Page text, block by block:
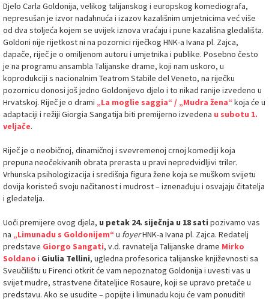
Djelo Carla Goldonija, velikog talijanskog i europskog komediografa,
nepresušan je izvor nadahnuća i izazov kazališnim umjetnicima već više
od dva stoljeća kojem se uvijek iznova vraćaju i pune kazališna gledališta.
Goldoni nije rijetkost ni na pozornici riječkog HNK-a Ivana pl. Zajca,
dapače, riječ je o omiljenom autoru i umjetnika i publike. Posebno često
je na programu ansambla Talijanske drame, koji nam uskoro, u
koprodukciji s nacionalnim Teatrom Stabile del Veneto, na riječku
pozornicu donosi još jedno Goldonijevo djelo i to nikad ranije izvedeno u
Hrvatskoj. Riječ je o drami „La moglie saggia“ / „Mudra žena“ koja će u
adaptaciji i režiji Giorgia Sangatija biti premijerno izvedena u subotu 1.
veljače.
Riječ je o neobičnoj, dinamičnoj i svevremenoj crnoj komediji koja
prepuna neočekivanih obrata prerasta u pravi nepredvidljivi triler.
Vrhunska psihologizacija i središnja figura žene koja se muškom svijetu
dovija koristeći svoju načitanost i mudrost – iznenađuju i osvajaju čitatelja
i gledatelja.
Uoči premijere ovog djela, u petak 24. siječnja u 18 sati pozivamo vas
na „Limunadu s Goldonijem“ u foyerHNK-a Ivana pl. Zajca. Redatelj
predstave Giorgo Sangati, v.d. ravnatelja Talijanske drame Mirko
Soldano i Giulia Tellini, ugledna profesorica talijanske književnosti sa
Sveučilištu u Firenci otkrit će vam nepoznatog Goldonija i uvesti vas u
svijet mudre, strastvene čitateljice Rosaure, koji se upravo pretače u
predstavu. Ako se usudite – popijte i limunadu koju će vam ponuditi!